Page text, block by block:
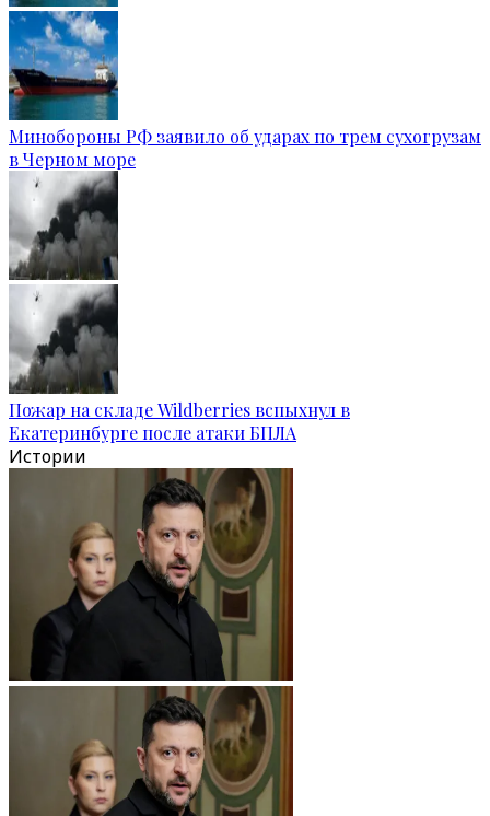
Минобороны РФ заявило об ударах по трем сухогрузам
в Черном море
Пожар на складе Wildberries вспыхнул в
Екатеринбурге после атаки БПЛА
Истории